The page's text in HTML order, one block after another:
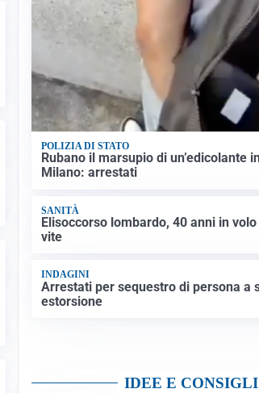
POLIZIA DI STATO
Rubano il marsupio di un’edicolante
Milano: arrestati
SANITÀ
Elisoccorso lombardo, 40 anni in
vite
INDAGINI
Arrestati per sequestro di persona a
estorsione
IDEE E CONSIGLI